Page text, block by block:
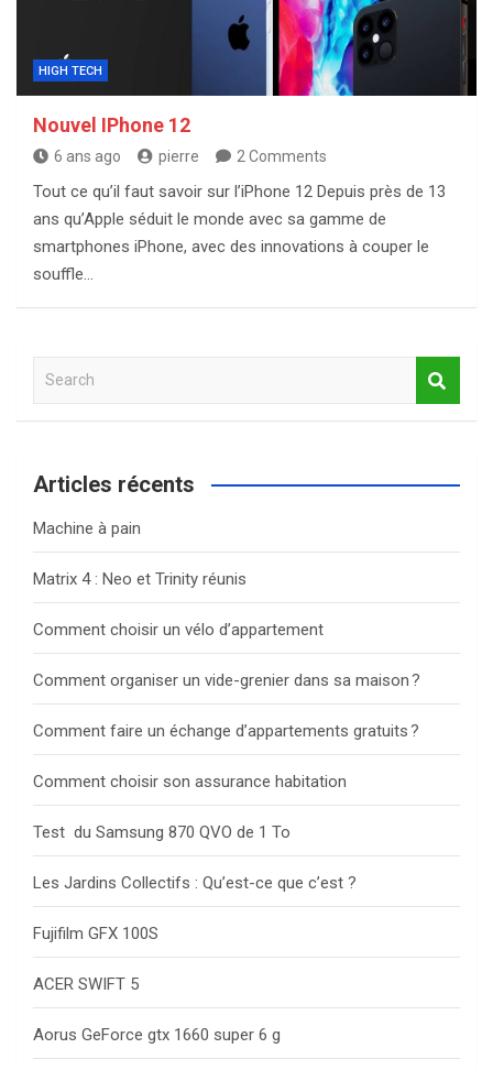
HIGH TECH
Nouvel IPhone 12
6 ans ago pierre 2 Comments
Tout ce qu’il faut savoir sur l’iPhone 12 Depuis près de 13
ans qu’Apple séduit le monde avec sa gamme de
smartphones iPhone, avec des innovations à couper le
souffle…
a
c
Articles récents
Machine à pain
Matrix 4 : Neo et Trinity réunis
Comment choisir un vélo d’appartement
Comment organiser un vide-grenier dans sa maison ?
Comment faire un échange d’appartements gratuits ?
Comment choisir son assurance habitation
Test du Samsung 870 QVO de 1 To
Les Jardins Collectifs : Qu’est-ce que c’est ?
Fujifilm GFX 100S
ACER SWIFT 5
Aorus GeForce gtx 1660 super 6 g